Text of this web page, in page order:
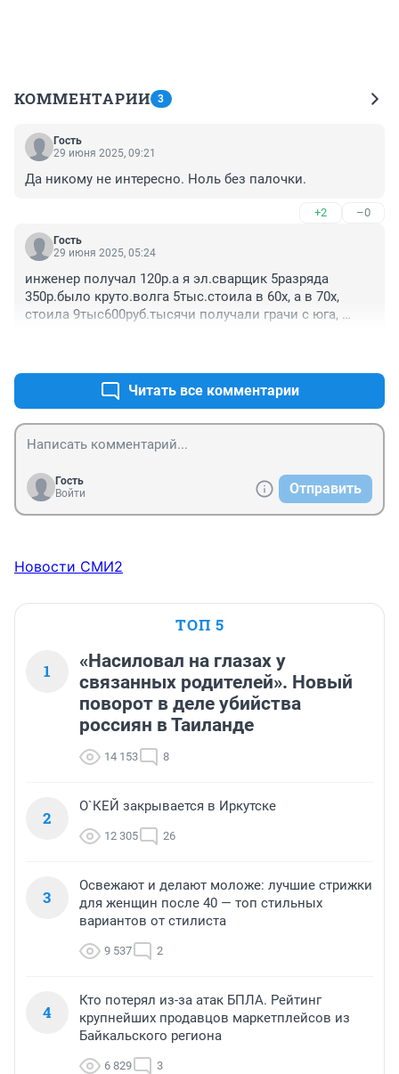
КОММЕНТАРИИ 3
Гость
29 июня 2025, 09:21
Да никому не интересно. Ноль без палочки.
+2 –0
Гость
29 июня 2025, 05:24
инженер получал 120р.а я эл.сварщик 5разряда
350р.было круто.волга 5тыс.стоила в 60х, а в 70х,
стоила 9тыс600руб.тысячи получали грачи с юга,
Читать все комментарии
Гость
Войти
Отправить
Новости СМИ2
ТОП 5
1
«Насиловал на глазах у
связанных родителей». Новый
поворот в деле убийства
россиян в Таиланде
14 153 8
2
О`КЕЙ закрывается в Иркутске
12 305 26
3
Освежают и делают моложе: лучшие стрижки
для женщин после 40 — топ стильных
вариантов от стилиста
9 537 2
4
Кто потерял из-за атак БПЛА. Рейтинг
крупнейших продавцов маркетплейсов из
Байкальского региона
6 829 3